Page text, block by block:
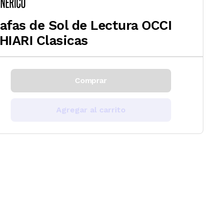
de Sol de Lectura OCCI
Clasicas
Comprar
Agregar al carrito